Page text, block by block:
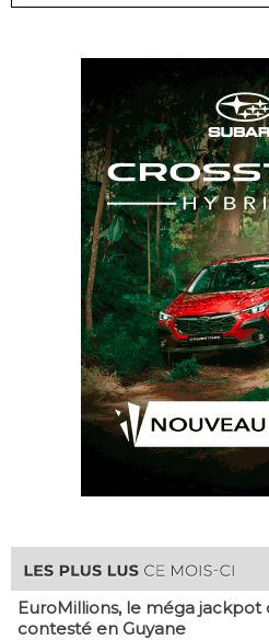
EuroMillions, ​le méga jackpot
contesté en Guyane